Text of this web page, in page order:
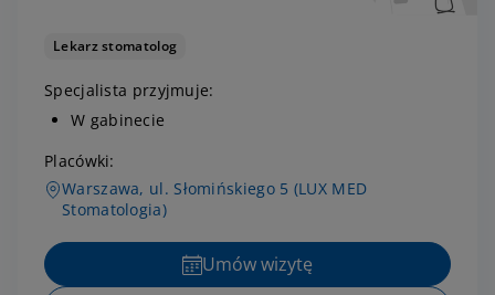
Lekarz stomatolog
Specjalista przyjmuje:
W gabinecie
Placówki:
Warszawa, ul. Słomińskiego 5 (LUX MED
Stomatologia)
Umów wizytę